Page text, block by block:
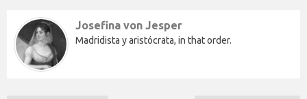
Josefina von Jesper
Madridista y aristócrata, in that order.